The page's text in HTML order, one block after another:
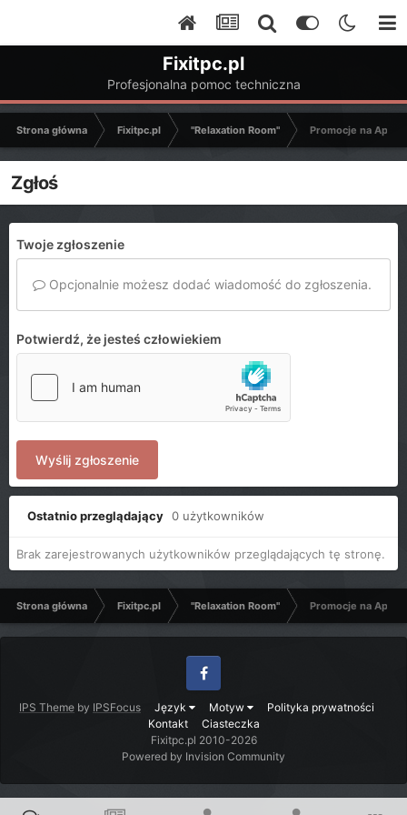
Fixitpc.pl
Profesjonalna pomoc techniczna
Strona główna Fixitpc.pl "Relaxation Room" Promocje na
Zgłoś
Twoje zgłoszenie
Opcjonalnie możesz dodać wiadomość do zgłoszenia.
Potwierdź, że jesteś człowiekiem
Wyślij zgłoszenie
Ostatnio przeglądający 0 użytkowników
Brak zarejestrowanych użytkowników przeglądających tę stronę.
Strona główna Fixitpc.pl "Relaxation Room" Promocje na
IPS Theme by IPSFocus Język Motyw
Polityka prywatności
Kontakt
Ciasteczka
Facebook
Fixitpc.pl 2010-2026
Powered by Invision Community